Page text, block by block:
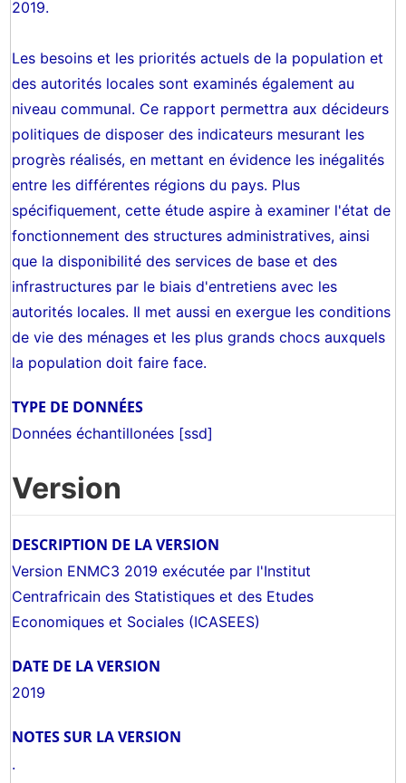
2019.
Les besoins et les priorités actuels de la population et
des autorités locales sont examinés également au
niveau communal. Ce rapport permettra aux décideurs
politiques de disposer des indicateurs mesurant les
progrès réalisés, en mettant en évidence les inégalités
entre les différentes régions du pays. Plus
spécifiquement, cette étude aspire à examiner l'état de
fonctionnement des structures administratives, ainsi
que la disponibilité des services de base et des
infrastructures par le biais d'entretiens avec les
autorités locales. Il met aussi en exergue les conditions
de vie des ménages et les plus grands chocs auxquels
la population doit faire face.
TYPE DE DONNÉES
Données échantillonées [ssd]
Version
DESCRIPTION DE LA VERSION
Version ENMC3 2019 exécutée par l'Institut
Centrafricain des Statistiques et des Etudes
Economiques et Sociales (ICASEES)
DATE DE LA VERSION
2019
NOTES SUR LA VERSION
.